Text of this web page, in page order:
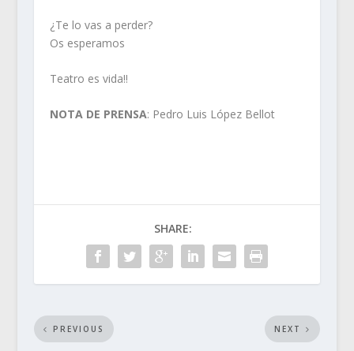
¿Te lo vas a perder?
Os esperamos
Teatro es vida!!
NOTA DE PRENSA: Pedro Luis López Bellot
SHARE:
PREVIOUS NEXT